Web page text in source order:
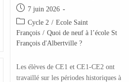
7 juin 2026
Cycle 2 / Ecole Saint
François / Quoi de neuf à l’école St
François d'Albertville ?
Les élèves de CE1 et CE1-CE2 ont
travaillé sur les périodes historiques à